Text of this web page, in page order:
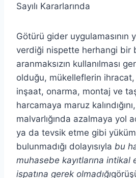
Sayılı Kararlarında
Götürü gider uygulamasının
verdiği nispette herhangi bir
aranmaksızın kullanılması
olduğu, mükelleflerin ihracat,
inşaat, onarma, montaj ve
harcamaya maruz
malvarlığında azalmaya yol
ya da tevsik etme gibi
bulunmadığı dolayısıyla bu
muhasebe kayıtlarına intikal
ispatına gerek olmadığı